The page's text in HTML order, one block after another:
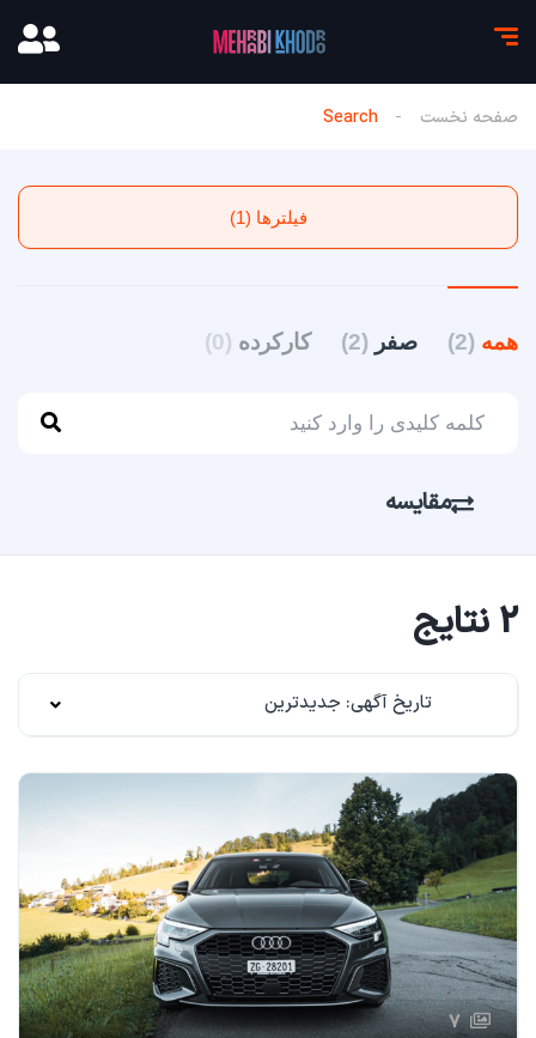
صفحه نخست Search
فیلترها (1)
همه (2) صفر (2) کارکرده (0)
مقایسه
2 نتایج
تاریخ آگهی: جدیدترین
7